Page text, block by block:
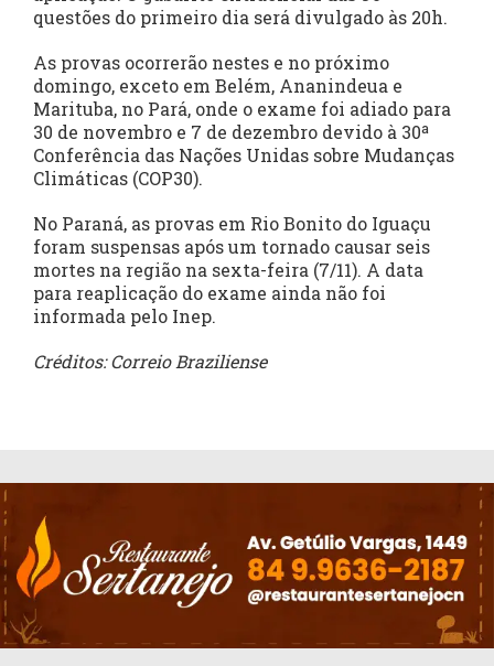
questões do primeiro dia será divulgado às 20h.
As provas ocorrerão nestes e no próximo
domingo, exceto em Belém, Ananindeua e
Marituba, no Pará, onde o exame foi adiado para
30 de novembro e 7 de dezembro devido à 30ª
Conferência das Nações Unidas sobre Mudanças
Climáticas (COP30).
No Paraná, as provas em Rio Bonito do Iguaçu
foram suspensas após um tornado causar seis
mortes na região na sexta-feira (7/11). A data
para reaplicação do exame ainda não foi
informada pelo Inep.
Créditos: Correio Braziliense